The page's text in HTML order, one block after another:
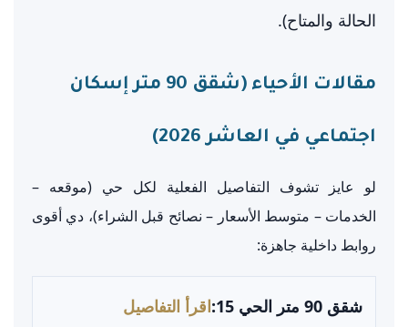
الحالة والمتاح).
مقالات الأحياء (شقق 90 متر إسكان
اجتماعي في العاشر 2026)
لو عايز تشوف التفاصيل الفعلية لكل حي (موقعه –
الخدمات – متوسط الأسعار – نصائح قبل الشراء)، دي أقوى
روابط داخلية جاهزة:
شقق 90 متر الحي 15:
اقرأ التفاصيل